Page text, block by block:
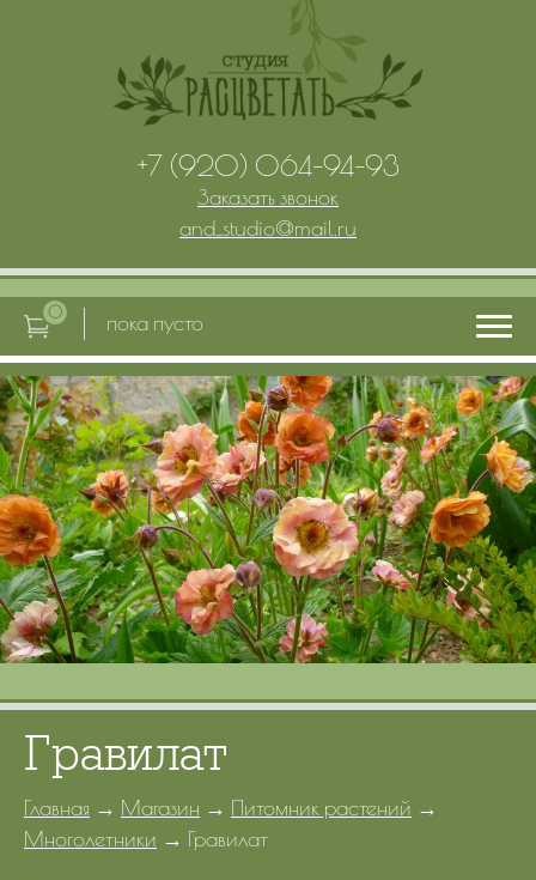
Гравилат
Главная → Магазин → Питомник растений →
Многолетники → Гравилат
+7 (920) 064-94-93
Заказать звонок
and_studio@mail.ru
0 пока пусто
Главная
Услуги
Портфолио
Цены
Контакты